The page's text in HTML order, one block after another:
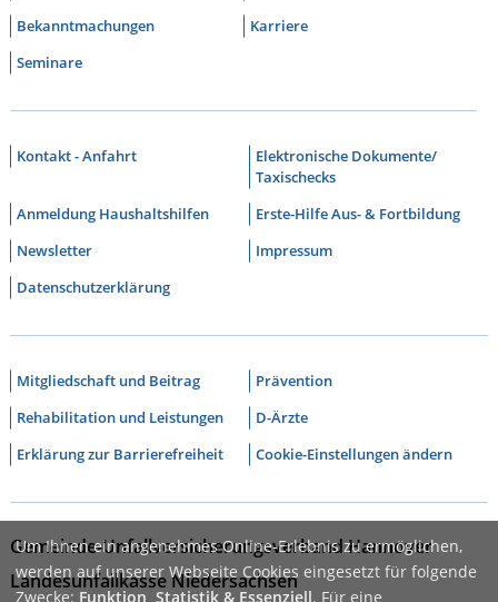
Bekanntmachungen
Karriere
Seminare
Kontakt - Anfahrt
Elektronische Dokumente/
Taxischecks
Anmeldung Haushaltshilfen
Erste-Hilfe Aus- & Fortbildung
Newsletter
Impressum
Datenschutzerklärung
Mitgliedschaft und Beitrag
Prävention
Rehabilitation und Leistungen
D-Ärzte
Erklärung zur Barrierefreiheit
Cookie-Einstellungen ändern
Gemeinde-Unfallversicherungsverband Hannover
Landesunfallkasse Niedersachsen
Um Ihnen ein angenehmes Online-Erlebnis zu ermöglichen,
werden auf unserer Webseite Cookies eingesetzt für folgende
Zwecke: Funktion, Statistik & Essenziell. Für eine